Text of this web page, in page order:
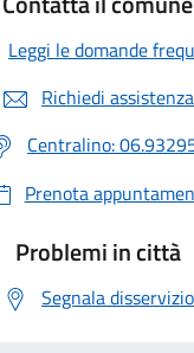
Leggi le domande
Richiedi assistenza
Centralino:
Prenota
Problemi in città
Segnala disservizio